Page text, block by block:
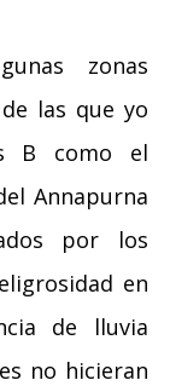
zonas
las que yo
B como el
Annapurna
por los
en
de lluvia
no hicieran